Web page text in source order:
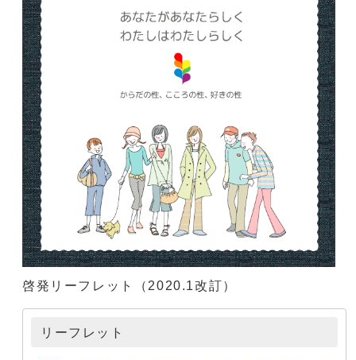
啓発リーフレット（2020.1改訂）
リーフレット